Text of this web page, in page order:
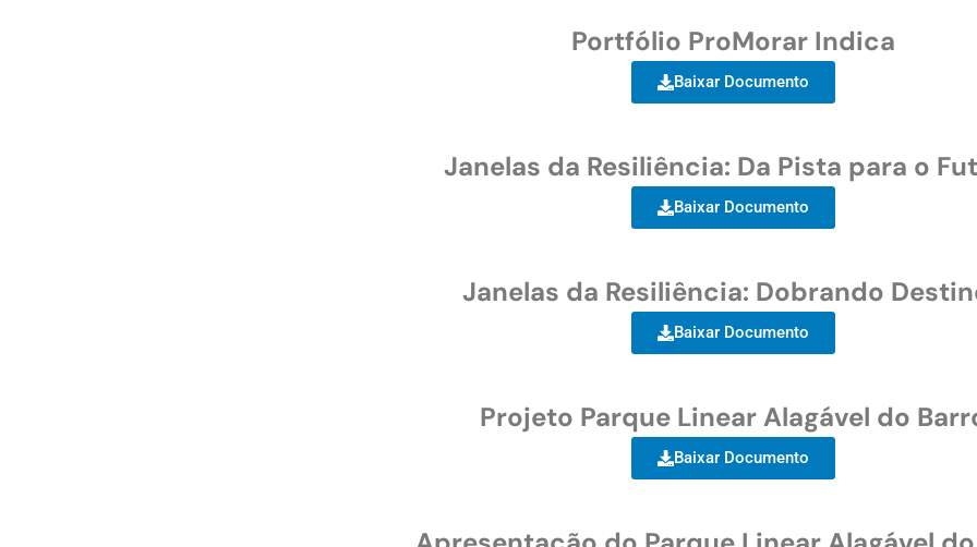
Portfólio ProMorar Indica
Baixar Documento
Janelas da Resiliência: Da Pista para o
Baixar Documento
Janelas da Resiliência: Dobrando
Baixar Documento
Projeto Parque Linear Alagável do
Baixar Documento